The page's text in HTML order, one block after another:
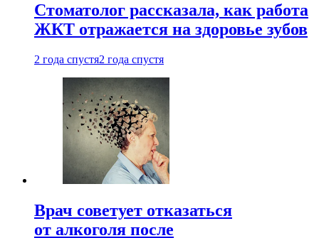
Стоматолог рассказала, как работа
ЖКТ отражается на здоровье зубов
2 года спустя2 года спустя
Врач советует отказаться
от алкоголя после